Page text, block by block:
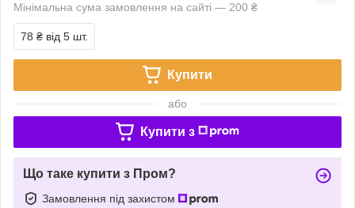
Мінімальна сума замовлення на сайті — 200 ₴
78 ₴ від 5 шт.
Купити
або
Купити з
Що таке купити з Пром?
Замовлення під захистом